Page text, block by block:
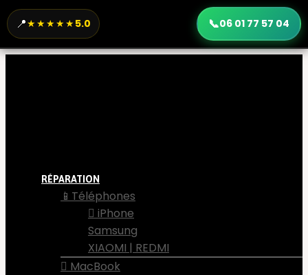
📍★★★★★5.0 📞06 01 77 57 04
RÉPARATION
📱Téléphones
 iPhone
Samsung
XIAOMI | REDMI
 MacBook